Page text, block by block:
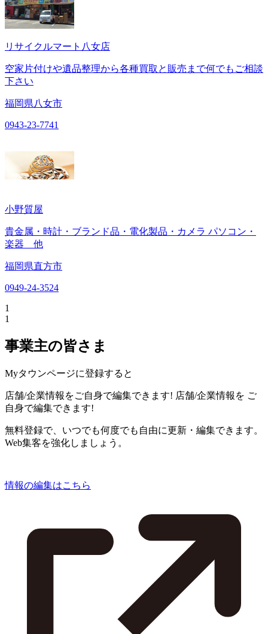
リサイクルマート八女店
空家片付けや遺品整理から各種買取と販売まで何でもご相談
下さい
福岡県八女市
0943-23-7741
小野質屋
貴金属・時計・ブランド品・電化製品・カメラ パソコン・
楽器 他
福岡県直方市
0949-24-3524
1
1
事業主の皆さま
Myタウンページに登録すると
店舗/企業情報をご自身で編集できます! 店舗/企業情報を ご
自身で編集できます!
無料登録で、いつでも何度でも自由に更新・編集できます。
Web集客を強化しましょう。
情報の編集はこちら